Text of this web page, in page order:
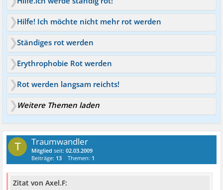
Hilfe! Ich möchte nicht mehr rot werden
Ständiges rot werden
Erythrophobie Rot werden
Rot werden langsam reichts!
Weitere Themen laden
T Traumwandler
Mitglied seit:02.03.2009
Beiträge: 13 Themen: 1
Zitat von Axel.F: